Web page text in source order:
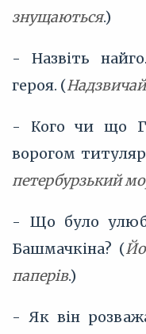
знущаються.)
- Назвіть
героя. (
- Кого чи що
ворогом
петербурзький
- Що було
Башмачкіна? (
паперів.)
- Як він